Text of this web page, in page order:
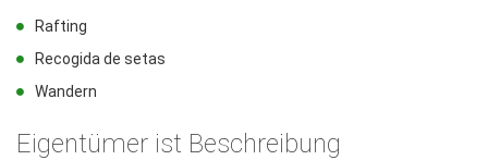
Rafting
Recogida de setas
Wandern
Eigentümer ist Beschreibung